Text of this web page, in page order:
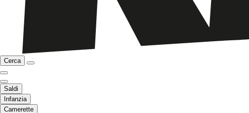
Cerca
Saldi
Infanzia
Camerette